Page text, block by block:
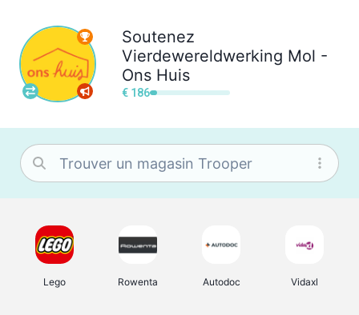
Soutenez
Vierdewereldwerking Mol -
Ons Huis
€ 186
Lego Rowenta Autodoc Vidaxl